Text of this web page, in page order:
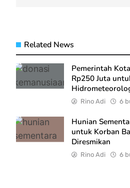
Related News
Pemerintah
Rp250 Juta
Rino Adi 6
Hunian
untuk Korban
Diresmikan
Rino Adi 6